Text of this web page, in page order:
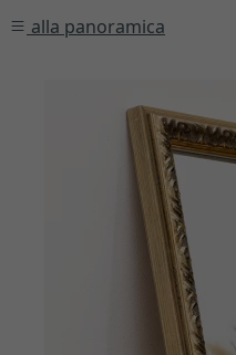
alla panoramica